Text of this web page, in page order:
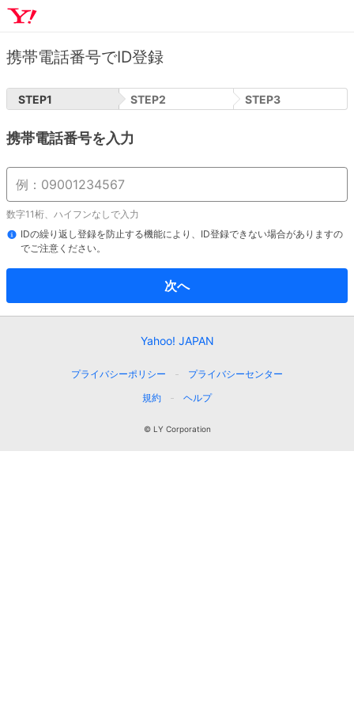
携帯電話番号でID登録
STEP1 STEP2 STEP3
携帯電話番号を入力
数字11桁、ハイフンなしで入力
IDの繰り返し登録を防止する機能により、ID登録できない場合がありますの
でご注意ください。
次へ
Yahoo! JAPAN
プライバシーポリシー
プライバシーセンター
規約
ヘルプ
© LY Corporation